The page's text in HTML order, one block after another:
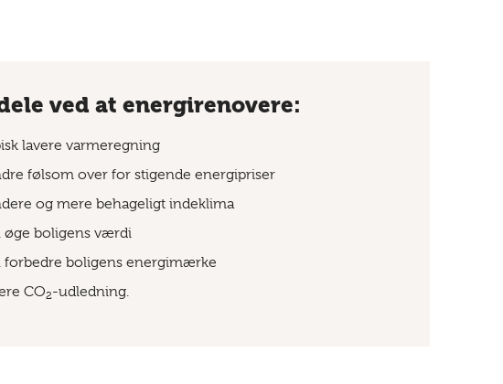
ved at energirenovere:
lavere varmeregning
følsom over for stigende energipriser
og mere behageligt indeklima
øge boligens værdi
forbedre boligens energimærke
CO2-udledning.